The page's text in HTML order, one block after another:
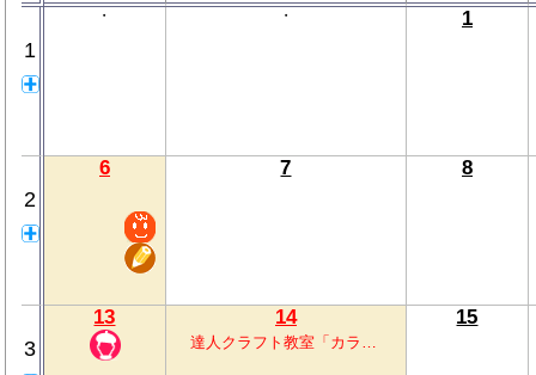
1
・ ・ 1
2
6 7 8
3
13 14
達人クラフト教室「カラ…
15